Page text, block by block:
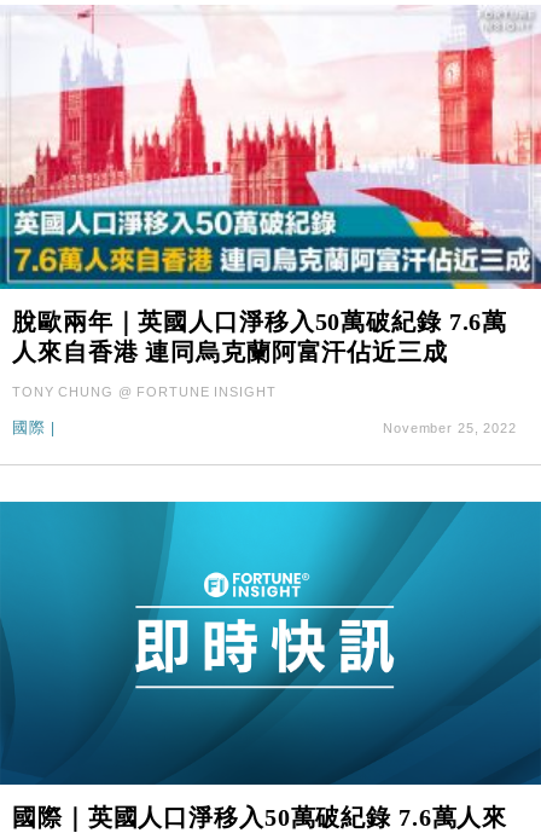
脫歐兩年｜英國人口淨移入50萬破紀錄 7.6萬
人來自香港 連同烏克蘭阿富汗佔近三成
TONY CHUNG @ FORTUNE INSIGHT
國際 | November 25, 2022
國際｜英國人口淨移入50萬破紀錄 7.6萬人來